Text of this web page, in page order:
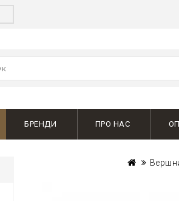
БРЕНДИ ПРО НАС